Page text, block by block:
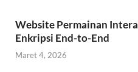
Website Permainan
Enkripsi End-to-End
Maret 4, 2026